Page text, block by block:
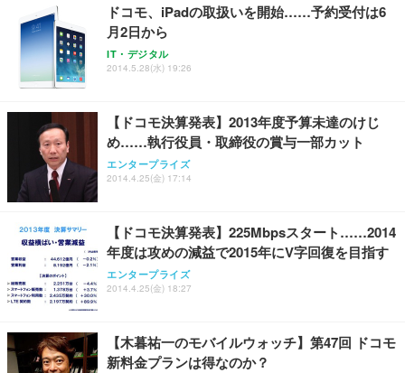
務用 おしゃれ パソコンチェア (ホワイト)
ANDWINT オフィスチェア デスクチェア 肘なし メ
ッシュ 通気性 ランバーサポート付き 腰サポート ガ
ス圧無段階昇降 360度回転 キャスター付き コンパク
【MiniLED/24.5inch/280Hz/FHD】GRAPHT THE S
HOOTER Gaming Monitor 24” Essential ゲーミン
グモニター QD 24.5インチ 1ms FHD 量子ドット 残
アイリスオーヤマ ペットシーツ 超厚型 お徳用 レギ
ュラー 200枚入【Amazon.co.jp限定】
ドコモ、iPadの取扱いを開始……予約受付は6
月2日から
IT・デジタル
2014.5.28(水) 19:26
【ドコモ決算発表】2013年度予算未達のけじ
め……執行役員・取締役の賞与一部カット
エンタープライズ
2014.4.25(金) 17:14
【ドコモ決算発表】225Mbpsスタート……2014
年度は攻めの減益で2015年にV字回復を目指す
エンタープライズ
2014.4.25(金) 18:27
【木暮祐一のモバイルウォッチ】第47回 ドコモ
新料金プランは得なのか？